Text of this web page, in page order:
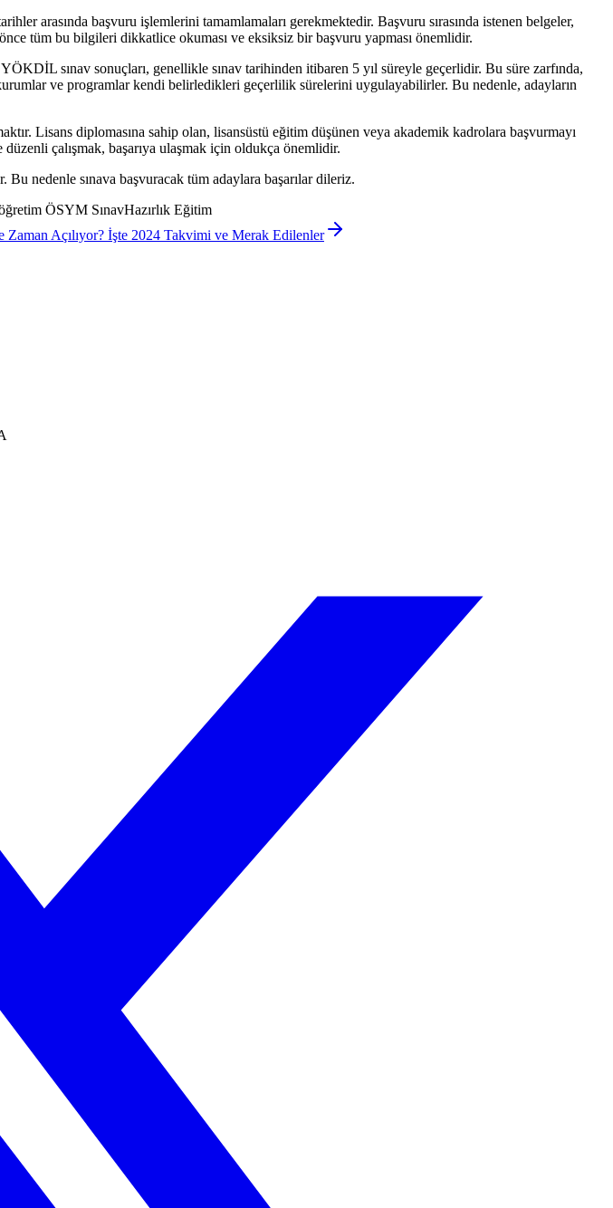
arasında başvuru işlemlerini tamamlamaları gerekmektedir. Başvuru sırasında istenen belgeler,
tüm bu bilgileri dikkatlice okuması ve eksiksiz bir başvuru yapması önemlidir.
sınav sonuçları, genellikle sınav tarihinden itibaren 5 yıl süreyle geçerlidir. Bu süre zarfında,
ve programlar kendi belirledikleri geçerlilik sürelerini uygulayabilirler. Bu nedenle, adayların
Lisans diplomasına sahip olan, lisansüstü eğitim düşünen veya akademik kadrolara başvurmayı
düzenli çalışmak, başarıya ulaşmak için oldukça önemlidir.
nedenle sınava başvuracak tüm adaylara başarılar dileriz.
ÖSYM SınavHazırlık Eğitim
Açılıyor? İşte 2024 Takvimi ve Merak Edilenler